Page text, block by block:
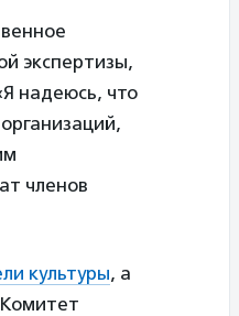
экспертизы,
надеюсь, что
членов
культуры, а